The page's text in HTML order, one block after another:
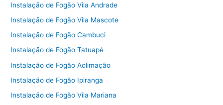
Instalação de Fogão Vila Andrade
Instalação de Fogão Vila Mascote
Instalação de Fogão Cambuci
Instalação de Fogão Tatuapé
Instalação de Fogão Aclimação
Instalação de Fogão Ipiranga
Instalação de Fogão Vila Mariana